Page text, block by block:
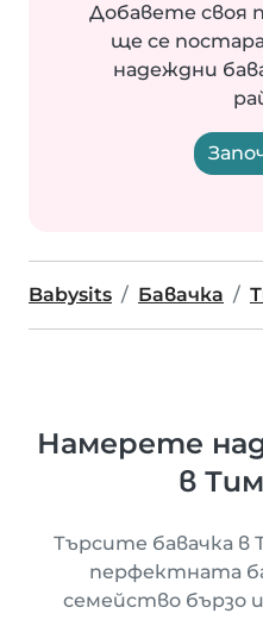
Добавете своя
ще се
надеждни
Babysits Бавачка
Намерете
в
Търсите бавачка в
перфектната
семейство бързо